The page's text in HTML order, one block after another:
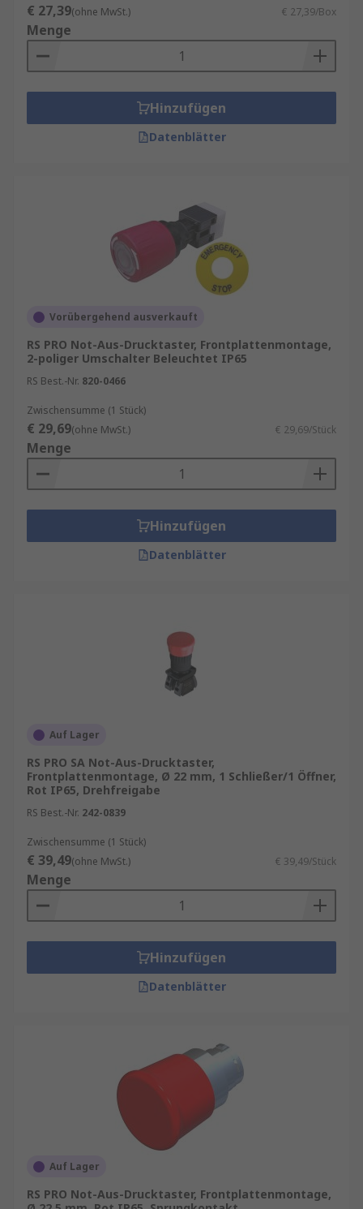
€ 27,39(ohne MwSt.) € 27,39/Box
Menge
Hinzufügen
Datenblätter
Vorübergehend ausverkauft
RS PRO Not-Aus-Drucktaster, Frontplattenmontage,
2-poliger Umschalter Beleuchtet IP65
RS Best.-Nr. 820-0466
Zwischensumme (1 Stück)
€ 29,69(ohne MwSt.) € 29,69/Stück
Menge
Hinzufügen
Datenblätter
Auf Lager
RS PRO SA Not-Aus-Drucktaster,
Frontplattenmontage, Ø 22 mm, 1 Schließer/1 Öffner,
Rot IP65, Drehfreigabe
RS Best.-Nr. 242-0839
Zwischensumme (1 Stück)
€ 39,49(ohne MwSt.) € 39,49/Stück
Menge
Hinzufügen
Datenblätter
Auf Lager
RS PRO Not-Aus-Drucktaster, Frontplattenmontage,